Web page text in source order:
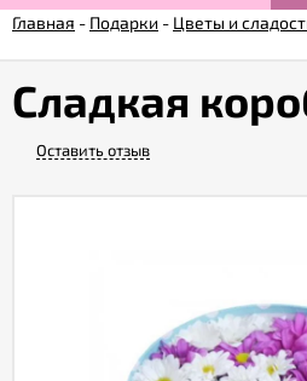
Гарантии
Главная - Подарки - Цветы и
Сладкая
Оставить отзыв